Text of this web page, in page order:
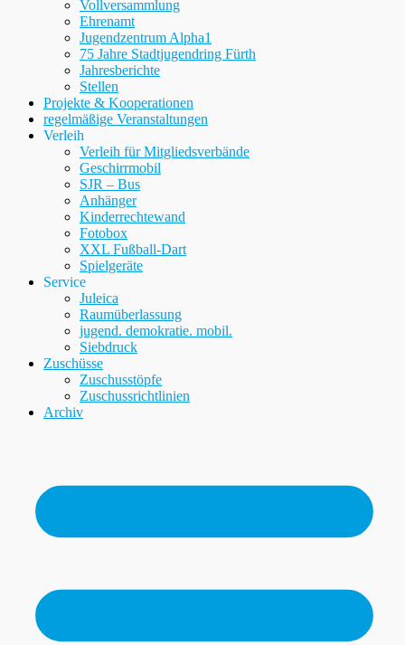
Vollversammlung
Ehrenamt
Jugendzentrum Alpha1
75 Jahre Stadtjugendring Fürth
Jahresberichte
Stellen
Projekte & Kooperationen
regelmäßige Veranstaltungen
Verleih
Verleih für Mitgliedsverbände
Geschirrmobil
SJR – Bus
Anhänger
Kinderrechtewand
Fotobox
XXL Fußball-Dart
Spielgeräte
Service
Juleica
Raumüberlassung
jugend. demokratie. mobil.
Siebdruck
Zuschüsse
Zuschusstöpfe
Zuschussrichtlinien
Archiv